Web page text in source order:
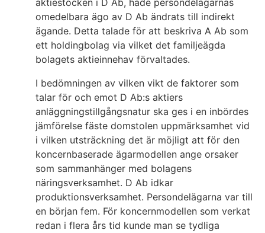
aktiestocken i D Ab, hade persondelägarnas
omedelbara ägo av D Ab ändrats till indirekt
ägande. Detta talade för att beskriva A Ab som
ett holdingbolag via vilket det familjeägda
bolagets aktieinnehav förvaltades.
I bedömningen av vilken vikt de faktorer som
talar för och emot D Ab:s aktiers
anläggningstillgångsnatur ska ges i en inbördes
jämförelse fäste domstolen uppmärksamhet vid
i vilken utsträckning det är möjligt att för den
koncernbaserade ägarmodellen ange orsaker
som sammanhänger med bolagens
näringsverksamhet. D Ab idkar
produktionsverksamhet. Persondelägarna var till
en början fem. För koncernmodellen som verkat
redan i flera års tid kunde man se tydliga